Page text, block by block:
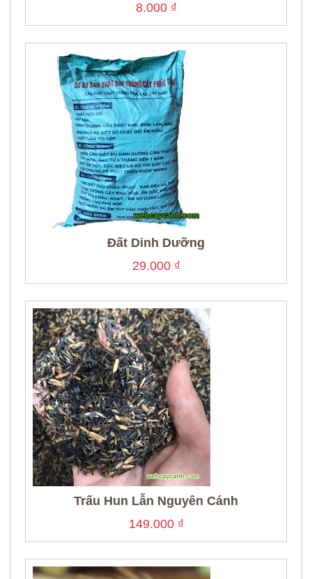
8.000 ₫
Đất Dinh Dưỡng
29.000 ₫
Trấu Hun Lẫn Nguyên Cánh
149.000 ₫